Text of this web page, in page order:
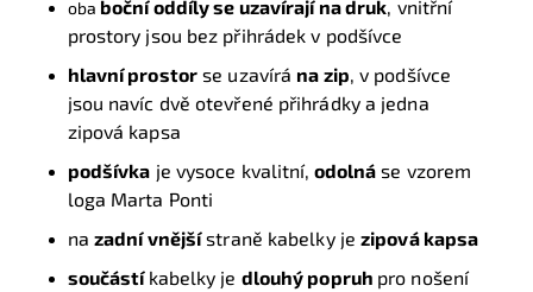
oba boční oddíly se uzavírají na druk , vnitřní
prostory jsou bez přihrádek v podšívce
hlavní prostor se uzavírá na zip , v podšívce
jsou navíc dvě otevřené přihrádky a jedna
zipová kapsa
podšívka je vysoce kvalitní, odolná se vzorem
loga Marta Ponti
na zadní vnějšístraně kabelky jezipová kapsa
součástí kabelky je dlouhý popruh pro nošení